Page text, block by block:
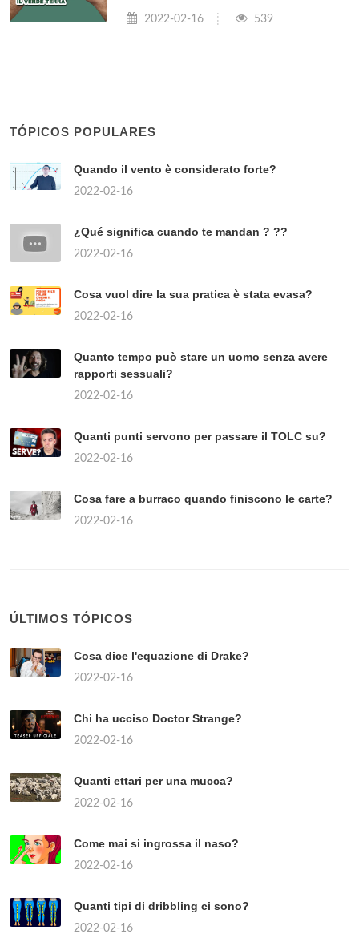
2022-02-16 539
TÓPICOS POPULARES
Quando il vento è considerato forte?
2022-02-16
¿Qué significa cuando te mandan ? ??
2022-02-16
Cosa vuol dire la sua pratica è stata evasa?
2022-02-16
Quanto tempo può stare un uomo senza avere
rapporti sessuali?
2022-02-16
Quanti punti servono per passare il TOLC su?
2022-02-16
Cosa fare a burraco quando finiscono le carte?
2022-02-16
ÚLTIMOS TÓPICOS
Cosa dice l'equazione di Drake?
2022-02-16
Chi ha ucciso Doctor Strange?
2022-02-16
Quanti ettari per una mucca?
2022-02-16
Come mai si ingrossa il naso?
2022-02-16
Quanti tipi di dribbling ci sono?
2022-02-16